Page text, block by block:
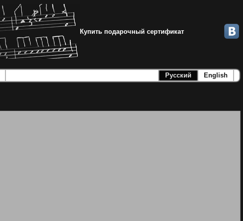
Купить подарочный сертификат
Русский English